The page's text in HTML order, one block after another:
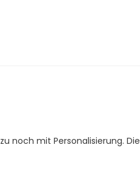
noch mit Personalisierung.